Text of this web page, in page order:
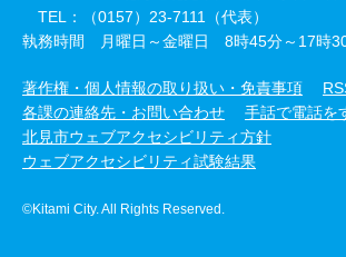
TEL：（0157）23-7111（代表）
執務時間 月曜日～金曜日 8時45分～17時
著作権・個人情報の取り扱い・免責事項
各課の連絡先・お問い合わせ
手話で電話を
北見市ウェブアクセシビリティ方針
ウェブアクセシビリティ試験結果
©Kitami City. All Rights Reserved.